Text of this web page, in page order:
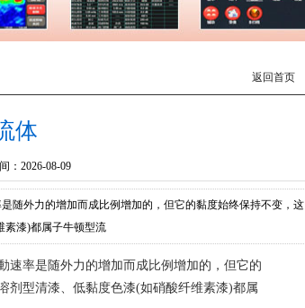
返回首页
体
：2026-08-09
随外力的增加而成比例增加的，但它的黏度始终保持不变，这
素漆)都属子牛顿型流
速率是随外力的增加而成比例增加的，但它的
剂型清漆、低黏度色漆(如硝酸纤维素漆)都属